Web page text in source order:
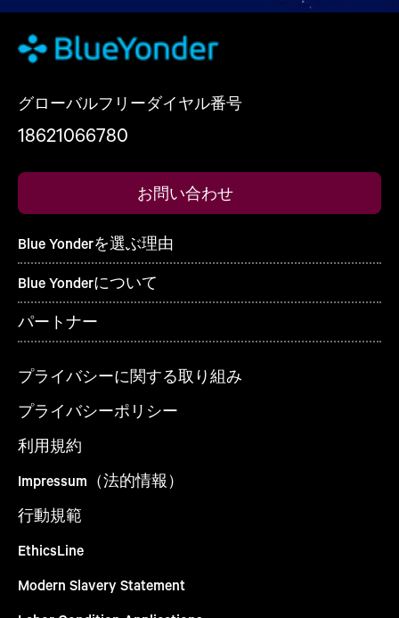
グローバルフリーダイヤル番号
18621066780
お問い合わせ
Blue Yonderを選ぶ理由
Blue Yonderについて
パートナー
プライバシーに関する取り組み
プライバシーポリシー
利用規約
Impressum（法的情報）
行動規範
EthicsLine
Modern Slavery Statement